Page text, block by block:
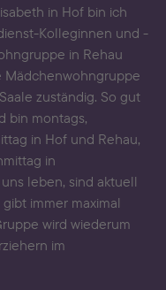
in Hof bin ich
Kolleginnen und -
in Rehau
Mädchenwohngruppe
zuständig. So gut
bin montags,
in Hof und Rehau,
in
leben, sind aktuell
immer maximal
wird wiederum
im